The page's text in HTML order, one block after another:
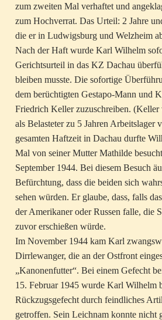
zum zweiten Mal verhaftet und
zum Hochverrat. Das Urteil: 2 Jahre
die er in Ludwigsburg und Welzheim
Nach der Haft wurde Karl Wilhelm
Gerichtsurteil in das KZ Dachau
bleiben musste. Die sofortige
dem berüchtigten Gestapo-Mann und
Friedrich Keller zuzuschreiben.
als Belasteter zu 5 Jahren Arbeitslager
gesamten Haftzeit in Dachau durfte
Mal von seiner Mutter Mathilde
September 1944. Bei diesem Besuch
Befürchtung, dass die beiden sich
sehen würden. Er glaube, dass, falls
der Amerikaner oder Russen falle, die
zuvor erschießen würde.
Im November 1944 kam Karl
Dirrlewanger, die an der Ostfront
„Kanonenfutter“. Bei einem Gefecht
15. Februar 1945 wurde Karl Wilhelm
Rückzugsgefecht durch feindliches
getroffen. Sein Leichnam konnte nicht